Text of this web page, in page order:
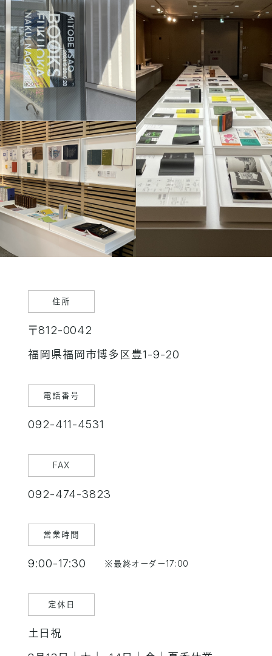
住所
〒812-0042
福岡県福岡市博多区豊1-9-20
電話番号
092-411-4531
FAX
092-474-3823
営業時間
9:00-17:30 ※最終オーダー17:00
定休日
土日祝